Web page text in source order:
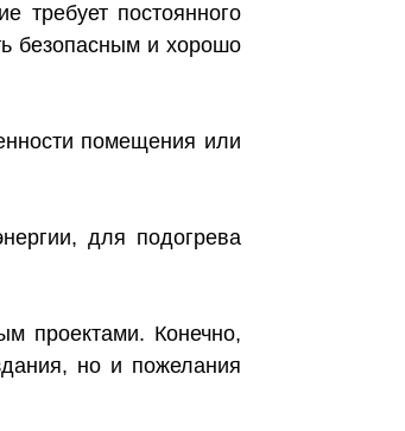
требует постоянного
безопасным и хорошо
помещения или
для подогрева
проектами. Конечно,
но и пожелания